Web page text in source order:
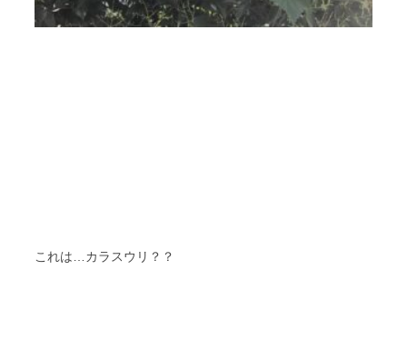
これは…カラスウリ？？